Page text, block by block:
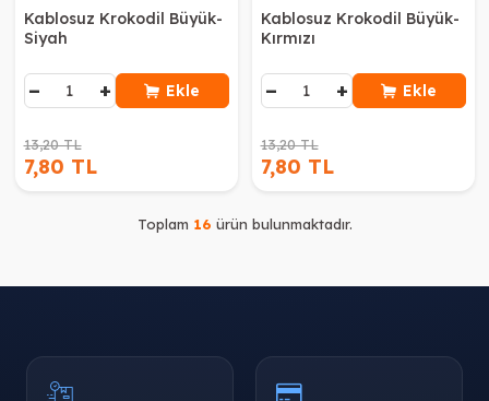
Kablosuz Krokodil Büyük-
Siyah
− + Ekle
13,20 TL
7,80 TL
Kablosuz Krokodil Büyük-
Kırmızı
− + Ekle
13,20 TL
7,80 TL
Toplam 16 ürün bulunmaktadır.